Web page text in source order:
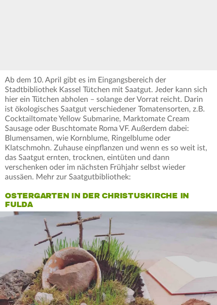
Ab dem 10. April gibt es im Eingangsbereich der
Stadtbibliothek Kassel Tütchen mit Saatgut. Jeder kann sich
hier ein Tütchen abholen – solange der Vorrat reicht. Darin
ist ökologisches Saatgut verschiedener Tomatensorten, z.B.
Cocktailtomate Yellow Submarine, Marktomate Cream
Sausage oder Buschtomate Roma VF. Außerdem dabei:
Blumensamen, wie Kornblume, Ringelblume oder
Klatschmohn. Zuhause einpflanzen und wenn es so weit ist,
das Saatgut ernten, trocknen, eintüten und dann
verschenken oder im nächsten Frühjahr selbst wieder
aussäen. Mehr zur Saatgutbibliothek:
OSTERGARTEN IN DER CHRISTUSKIRCHE IN
FULDA